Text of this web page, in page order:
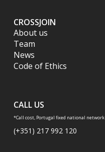
CROSSJOIN
About us
Team
News
Code of Ethics
CALL US
*Call cost, Portugal fixed national network
(+351) 217 992 120